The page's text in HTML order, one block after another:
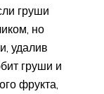
груши
но
удалив
груши и
фрукта,